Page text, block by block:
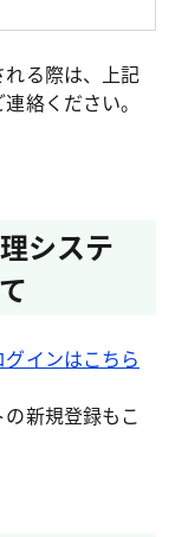
る際は、上記
絡ください。
システ
インはこちら
新規登録もこ